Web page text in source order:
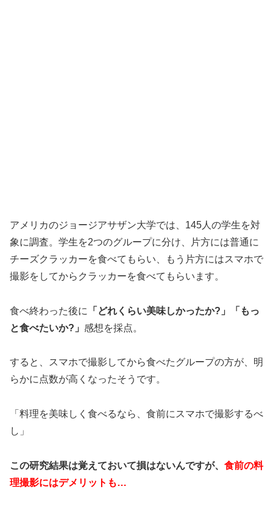
アメリカのジョージアサザン大学では、145人の学生を対
象に調査。学生を2つのグループに分け、片方には普通に
チーズクラッカーを食べてもらい、もう片方にはスマホで
撮影をしてからクラッカーを食べてもらいます。
食べ終わった後に
「どれくらい美味しかったか?」「もっ
と食べたいか?」 感想を採点。
すると、スマホで撮影してから食べたグループの方が、明
らかに点数が高くなったそうです。
「料理を美味しく食べるなら、食前にスマホで撮影するべ
し」
この研究結果は覚えておいて損はないんですが、 食前の料
理撮影にはデメリットも…